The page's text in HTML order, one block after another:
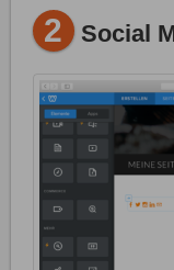
2 Social